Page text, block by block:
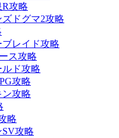
R攻略
ズドグマ2攻略
ブレイド攻略
ス攻略
ド攻略
攻略
ン攻略
略
SV攻略